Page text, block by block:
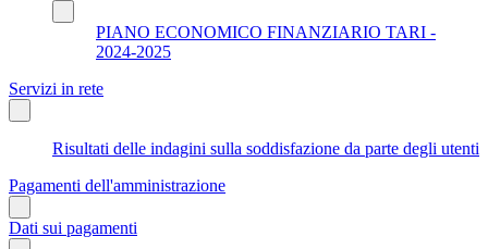
PIANO ECONOMICO FINANZIARIO TARI -
2024-2025
Servizi in rete
Risultati delle indagini sulla soddisfazione da parte degli utenti
Pagamenti dell'amministrazione
Dati sui pagamenti